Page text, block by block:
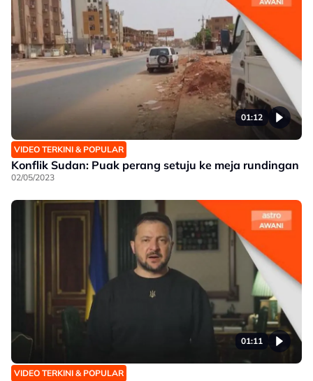
01:12
VIDEO TERKINI & POPULAR
Konflik Sudan: Puak perang setuju ke meja rundingan
02/05/2023
01:11
VIDEO TERKINI & POPULAR